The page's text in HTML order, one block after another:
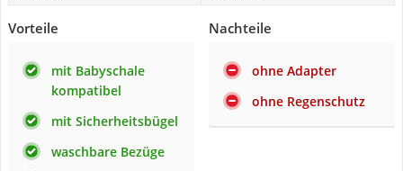
Vorteile
mit Babyschale
kompatibel
mit Sicherheitsbügel
waschbare Bezüge
Nachteile
ohne Adapter
ohne Regenschutz